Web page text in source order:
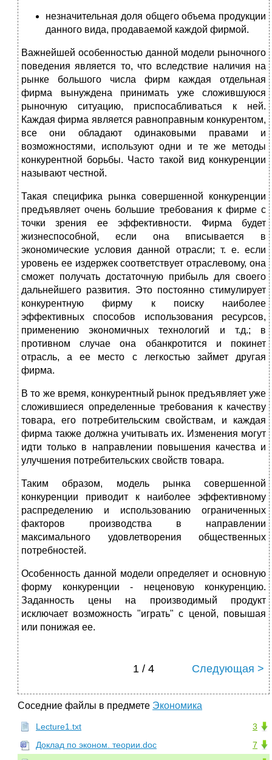
незначительная доля общего объема продукции
данного вида, продаваемой каждой фирмой.
Важнейшей особенностью данной модели рыночного
поведения является то, что вследствие наличия на
рынке большого числа фирм каждая отдельная
фирма вынуждена принимать уже сложившуюся
рыночную ситуацию, приспосабливаться к ней.
Каждая фирма является равноправным конкурентом,
все они обладают одинаковыми правами и
возможностями, используют одни и те же методы
конкурентной борьбы. Часто такой вид конкуренции
называют честной.
Такая специфика рынка совершенной конкуренции
предъявляет очень большие требования к фирме с
точки зрения ее эффективности. Фирма будет
жизнеспособной, если она вписывается в
экономические условия данной отрасли; т. е. если
уровень ее издержек соответствует отраслевому, она
сможет получать достаточную прибыль для своего
дальнейшего развития. Это постоянно стимулирует
конкурентную фирму к поиску наиболее
эффективных способов использования ресурсов,
применению экономичных технологий и т.д.; в
противном случае она обанкротится и покинет
отрасль, а ее место с легкостью займет другая
фирма.
В то же время, конкурентный рынок предъявляет уже
сложившиеся определенные требования к качеству
товара, его потребительским свойствам, и каждая
фирма также должна учитывать их. Изменения могут
идти только в направлении повышения качества и
улучшения потребительских свойств товара.
Таким образом, модель рынка совершенной
конкуренции приводит к наиболее эффективному
распределению и использованию ограниченных
факторов производства в направлении
максимального удовлетворения общественных
потребностей.
Особенность данной модели определяет и основную
форму конкуренции - неценовую конкуренцию.
Заданность цены на производимый продукт
исключает возможность "играть" с ценой, повышая
или понижая ее.
1 / 4 Следующая >
Соседние файлы в предмете Экономика
3
Lecture1.txt
7
Доклад по эконом. теории.doc